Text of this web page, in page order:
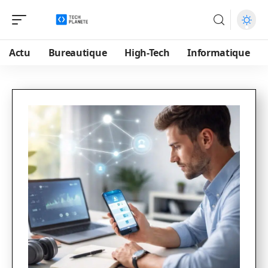
Actu Bureautique High-Tech Informatique